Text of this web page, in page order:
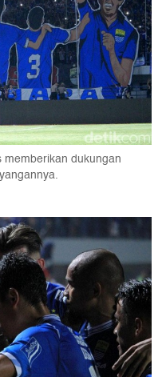
dukungan